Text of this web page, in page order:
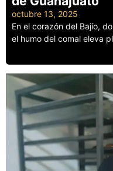
octubre 13, 2025
En el corazón del Bajío,
el humo del comal eleva